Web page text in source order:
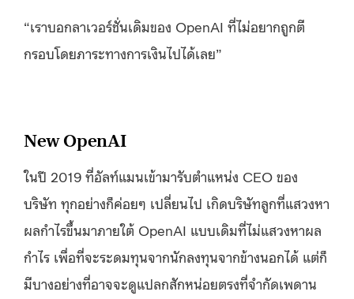
“เราบอกลาเวอร์ชั่นเดิมของ OpenAI ที่ไม่อยากถูกตี
กรอบโดยภาระทางการเงินไปได้เลย”
New OpenAI
ในปี 2019 ที่อัลท์แมนเข้ามารับตำแหน่ง CEO ของ
บริษัท ทุกอย่างก็ค่อยๆ เปลี่ยนไป เกิดบริษัทลูกที่แสวงหา
ผลกำไรขึ้นมาภายใต้ OpenAI แบบเดิมที่ไม่แสวงหาผล
กำไร เพื่อที่จะระดมทุนจากนักลงทุนจากข้างนอกได้ แต่ก็
มีบางอย่างที่อาจจะดูแปลกสักหน่อยตรงที่จำกัดเพดาน